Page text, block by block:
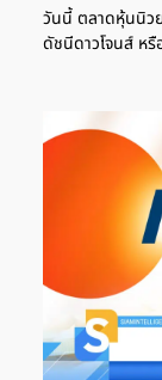
วันนี้ ตลาดหุ้นนิว
ดัชนีดาวโจนส์ ห